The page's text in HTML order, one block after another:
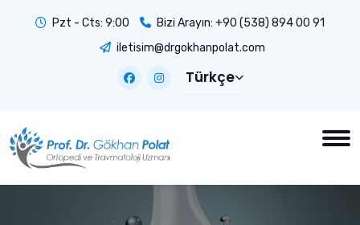
Pzt - Cts: 9:00 Bizi Arayın: +90 (538) 894 00 91
iletisim@drgokhanpolat.com
Türkçe